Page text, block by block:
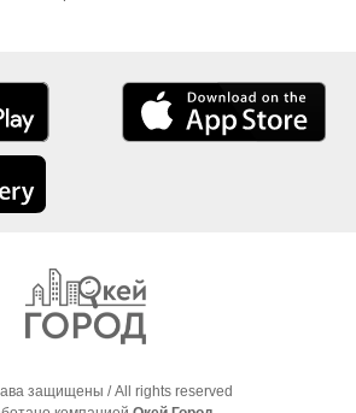
защищены / All rights reserved